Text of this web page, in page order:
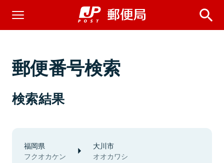
郵便番号検索
検索結果
福岡県
フクオカケン
大川市
オオカワシ